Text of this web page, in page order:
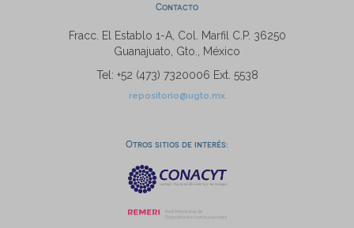
Contacto
Fracc. El Establo 1-A, Col. Marfil C.P. 36250
Guanajuato, Gto., México
Tel: +52 (473) 7320006 Ext. 5538
repositorio@ugto.mx
Otros sitios de interés: